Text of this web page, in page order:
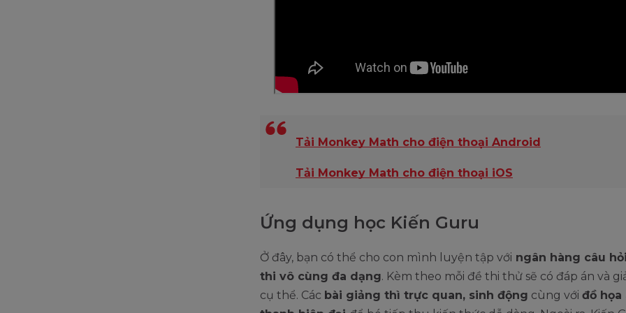
Tải Monkey Math cho điện thoại Android
Tải Monkey Math cho điện thoại iOS
Ứng dụng học Kiến Guru
Ở đây, bạn có thể cho con mình luyện tập với ngân hàng câu
thi vô cùng đa dạng. Kèm theo mỗi đề thi thử sẽ có đáp án và
cụ thể. Các bài giảng thì trực quan, sinh động cùng với đồ họa